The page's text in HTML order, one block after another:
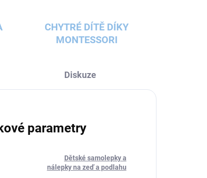
CHYTRÉ DÍTĚ DÍKY
MONTESSORI
Diskuze
parametry
Dětské samolepky a
nálepky na zeď a podlahu